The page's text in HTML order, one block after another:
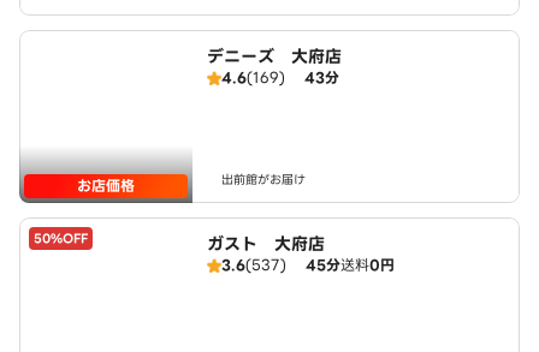
お店価格
デニーズ 大府店
4.6(169) 43分
出前館がお届け
50%OFF ガスト 大府店
3.6(537) 45分送料0円